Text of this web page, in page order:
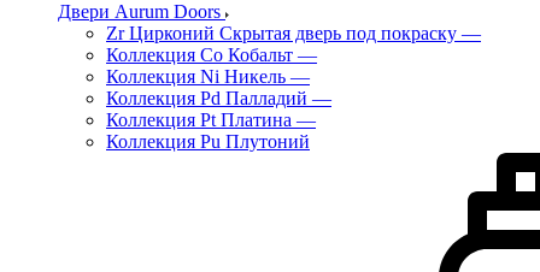
Двери Aurum Doors
Zr Цирконий Скрытая дверь под покраску —
Коллекция Co Кобальт —
Коллекция Ni Никель —
Коллекция Pd Палладий —
Коллекция Pt Платина —
Коллекция Pu Плутоний